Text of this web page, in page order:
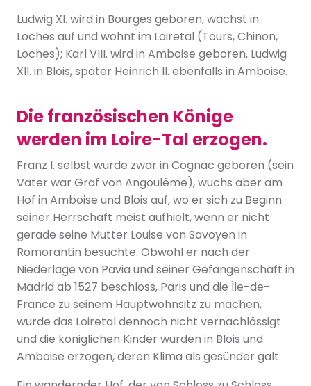
Ludwig XI. wird in Bourges geboren, wächst in
Loches auf und wohnt im Loiretal (Tours, Chinon,
Loches); Karl VIII. wird in Amboise geboren, Ludwig
XII. in Blois, später Heinrich II. ebenfalls in Amboise.
Die französischen Könige
werden im Loire-Tal erzogen.
Franz I. selbst wurde zwar in Cognac geboren (sein
Vater war Graf von Angoulême), wuchs aber am
Hof in Amboise und Blois auf, wo er sich zu Beginn
seiner Herrschaft meist aufhielt, wenn er nicht
gerade seine Mutter Louise von Savoyen in
Romorantin besuchte. Obwohl er nach der
Niederlage von Pavia und seiner Gefangenschaft in
Madrid ab 1527 beschloss, Paris und die Île-de-
France zu seinem Hauptwohnsitz zu machen,
wurde das Loiretal dennoch nicht vernachlässigt
und die königlichen Kinder wurden in Blois und
Amboise erzogen, deren Klima als gesünder galt.